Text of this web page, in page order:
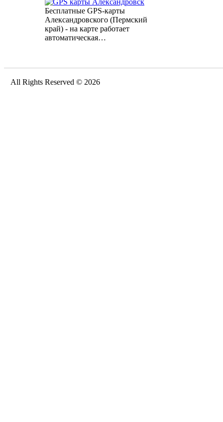
Бесплатные GPS-карты
Александровского (Пермский
край) - на карте работает
автоматическая…
All Rights Reserved © 2026